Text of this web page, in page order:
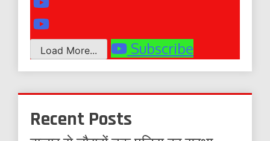
Load More... Subscribe
Recent Posts